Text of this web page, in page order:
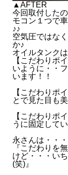
- 2025.06
- 2025.05
- 2025.04
- 2025.03
- 2025.02
- 2025.01
2024
▲AFTER
今回取付した
モコン１つで
♪♪
空気圧ではな
か♪
オイルタンク
【こだわりポ
いように・・
います！！
【こだわりポ
とで見た目も美
【こだわりポ
うに固定して
永さんは・・・
『こだわりを
けど・・・い
(笑)』